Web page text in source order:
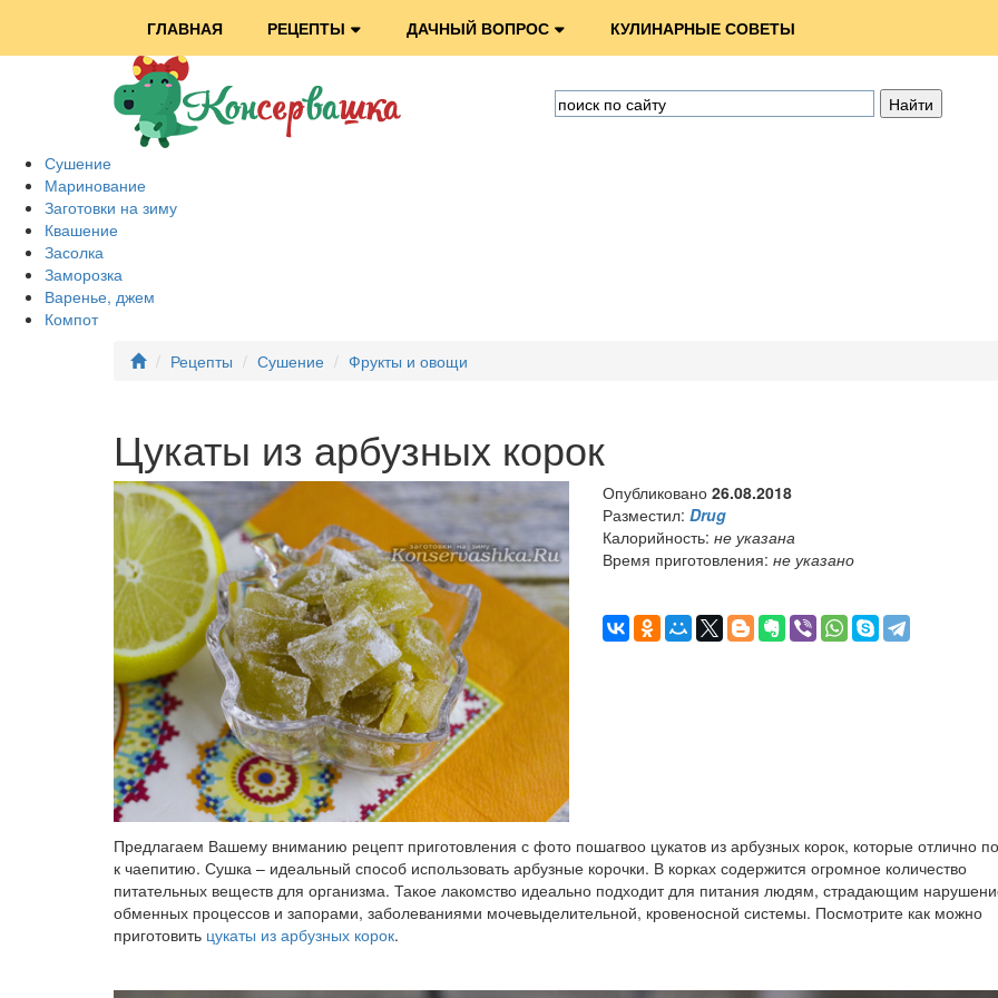
ГЛАВНАЯ РЕЦЕПТЫ ДАЧНЫЙ ВОПРОС
КУЛИНАРНЫЕ СОВЕТЫ
Сушение
Маринование
Заготовки на зиму
Квашение
Засолка
Заморозка
Варенье, джем
Компот
Рецепты
Сушение Фрукты и овощи
Цукаты из арбузных корок
Опубликовано 26.08.2018
Разместил: Drug
Калорийность: не указана
Время приготовления: не указано
Предлагаем Вашему вниманию рецепт приготовления с фото пошагвоо цукатов из арбузных корок, которые отлично
к чаепитию. Сушка – идеальный способ использовать арбузные корочки. В корках содержится огромное количество
питательных веществ для организма. Такое лакомство идеально подходит для питания людям, страдающим
обменных процессов и запорами, заболеваниями мочевыделительной, кровеносной системы. Посмотрите как можно
приготовить цукаты из арбузных корок.